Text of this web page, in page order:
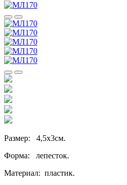
Размер: 4,5х3см.
Форма: лепесток.
Материал: пластик.